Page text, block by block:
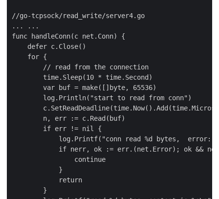
//go-tcpsock/read_write/server4.go
... ...
func handleConn(c net.Conn) {
    defer c.Close()
    for {
        // read from the connection
        time.Sleep(10 * time.Second)
        var buf = make([]byte, 65536)
        log.Println("start to read from conn")
        n, err := c.Read(buf)
        if err != nil {
log.Printf("conn read %d bytes,  error:
if nerr, ok := err.(net.Error); ok &&
                continue
            }
            return
        }